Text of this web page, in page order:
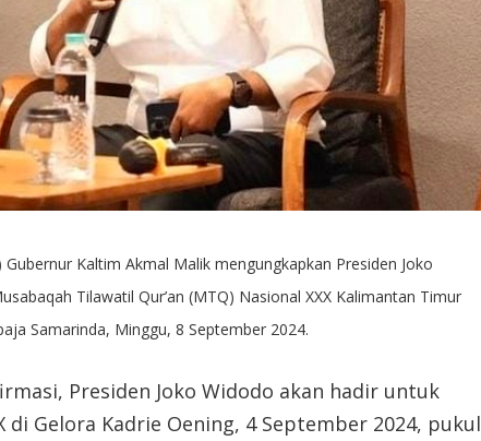
Gubernur Kaltim Akmal Malik mengungkapkan Presiden Joko
Tilawatil Qur’an (MTQ) Nasional XXX Kalimantan Timur
Samarinda, Minggu, 8 September 2024.
Presiden Joko Widodo akan hadir untuk
di Gelora Kadrie Oening, 4 September 2024, pukul